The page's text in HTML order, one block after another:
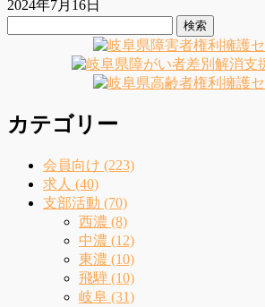
2024年7月16日
カテゴリー
会員向け (223)
求人 (40)
支部活動 (70)
西濃 (8)
中濃 (12)
東濃 (10)
飛騨 (10)
岐阜 (31)